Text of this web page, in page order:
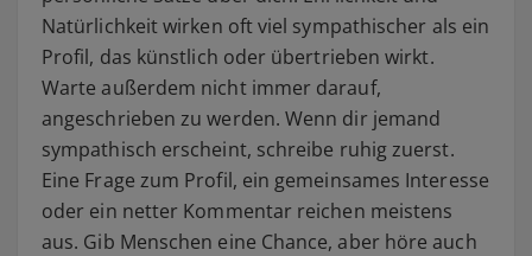
Natürlichkeit wirken oft viel sympathischer als ein
Profil, das künstlich oder übertrieben wirkt.
Warte außerdem nicht immer darauf,
angeschrieben zu werden. Wenn dir jemand
sympathisch erscheint, schreibe ruhig zuerst.
Eine Frage zum Profil, ein gemeinsames Interesse
oder ein netter Kommentar reichen meistens
aus. Gib Menschen eine Chance, aber höre auch